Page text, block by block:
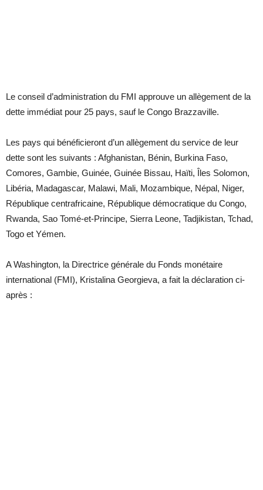
Le conseil d’administration du FMI approuve un allègement de la
dette immédiat pour 25 pays, sauf le Congo Brazzaville.
Les pays qui bénéficieront d’un allègement du service de leur
dette sont les suivants : Afghanistan, Bénin, Burkina Faso,
Comores, Gambie, Guinée, Guinée Bissau, Haïti, Îles Solomon,
Libéria, Madagascar, Malawi, Mali, Mozambique, Népal, Niger,
République centrafricaine, République démocratique du Congo,
Rwanda, Sao Tomé-et-Principe, Sierra Leone, Tadjikistan, Tchad,
Togo et Yémen.
A Washington, la Directrice générale du Fonds monétaire
international (FMI), Kristalina Georgieva, a fait la déclaration ci-
après :